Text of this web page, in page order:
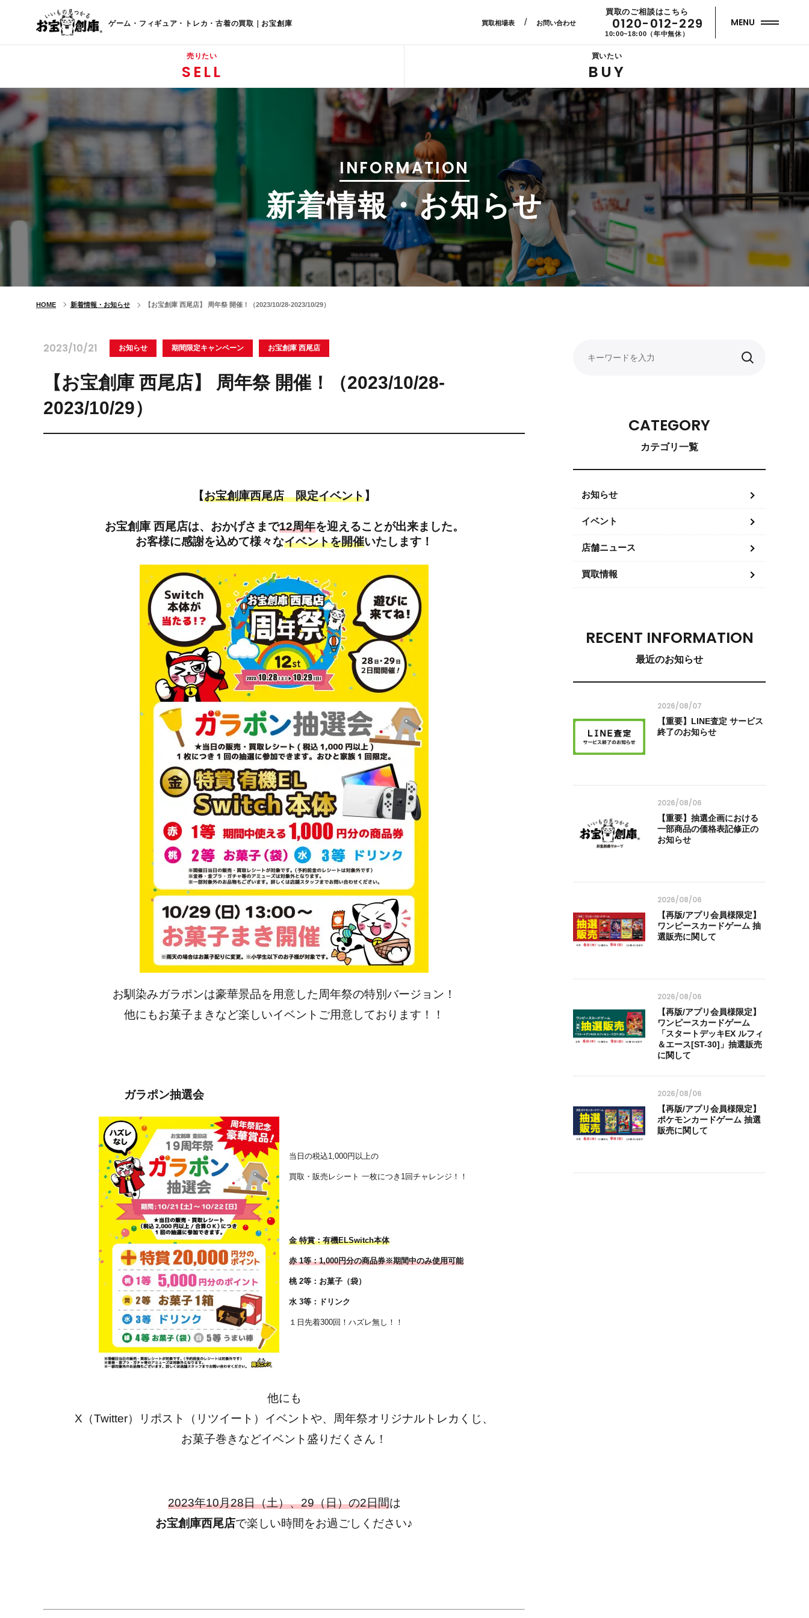
ゲーム・フィギュア・トレカ・古着の買取｜お宝創庫 買取相場表/ お問い合わせ
買取のご相談はこちら
0120-012-229
10:00~18:00（年中無休）
MENU
売りたい
SELL
買いたい
BUY
INFORMATION
新着情報・お知らせ
HOME 新着情報・お知らせ 【お宝創庫 西尾店】 周年祭 開催！（2023/10/28-2023/10/29）
2023/10/21 お知らせ 期間限定キャンペーン お宝創庫 西尾店
【お宝創庫 西尾店】 周年祭 開催！（2023/10/28-
2023/10/29）
【お宝創庫西尾店 限定イベント】
お宝創庫 西尾店は、おかげさまで12周年を迎えることが出来ました。
お客様に感謝を込めて様々なイベントを開催いたします！
お馴染みガラポンは豪華景品を用意した周年祭の特別バージョン！
他にもお菓子まきなど楽しいイベントご用意しております！！
ガラポン抽選会
当日の税込1,000円以上の
買取・販売レシート 一枚につき1回チャレンジ！！
金 特賞：有機ELSwitch本体
赤 1等：1,000円分の商品券※期間中のみ使用可能
桃 2等：お菓子（袋）
水 3等：ドリンク
１日先着300回！ハズレ無し！！
他にも
X（Twitter）リポスト（リツイート）イベントや、周年祭オリジナルトレカくじ、
お菓子巻きなどイベント盛りだくさん！
2023年10月28日（土）、29（日）の2日間は
お宝創庫西尾店で楽しい時間をお過ごしください♪
CATEGORY
カテゴリ一覧
お知らせ
イベント
店舗ニュース
買取情報
RECENT INFORMATION
最近のお知らせ
2026/08/07
【重要】LINE査定 サービス
終了のお知らせ
2026/08/06
【重要】抽選企画における
一部商品の価格表記修正の
お知らせ
2026/08/06
【再版/アプリ会員様限定】
ワンピースカードゲーム 抽
選販売に関して
2026/08/06
【再版/アプリ会員様限定】
ワンピースカードゲーム
「スタートデッキEX ルフィ
＆エース[ST-30]」抽選販売
に関して
2026/08/06
【再版/アプリ会員様限定】
ポケモンカードゲーム 抽選
販売に関して